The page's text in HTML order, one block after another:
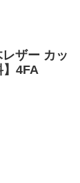
ザー カッ
】4FA